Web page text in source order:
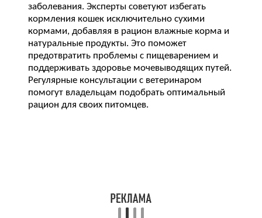
заболевания. Эксперты советуют избегать
кормления кошек исключительно сухими
кормами, добавляя в рацион влажные корма и
натуральные продукты. Это поможет
предотвратить проблемы с пищеварением и
поддерживать здоровье мочевыводящих путей.
Регулярные консультации с ветеринаром
помогут владельцам подобрать оптимальный
рацион для своих питомцев.